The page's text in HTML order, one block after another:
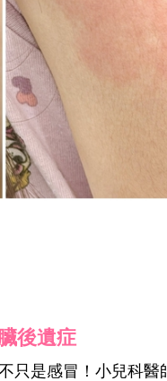
後遺症
只是感冒！小兒科醫